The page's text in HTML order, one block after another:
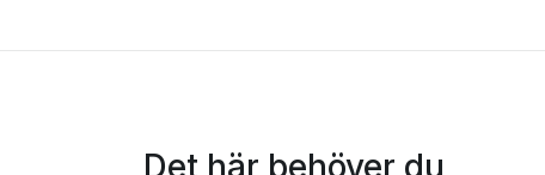
Det här behöver du